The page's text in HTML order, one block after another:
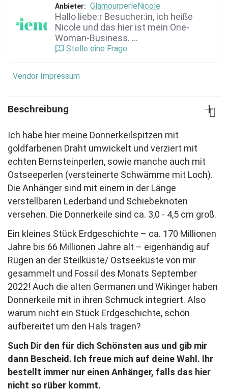
Anbieter: GlamourperleNicole
Hallo liebe:r Besucher:in, ich heiße
Nicole und das hier ist mein One-
Woman-Business. ...
Stelle eine Frage
Vendor Impressum
Beschreibung
Ich habe hier meine Donnerkeilspitzen mit
goldfarbenen Draht umwickelt und verziert mit
echten Bernsteinperlen, sowie manche auch mit
Ostseeperlen (versteinerte Schwämme mit Loch).
Die Anhänger sind mit einem in der Länge
verstellbaren Lederband und Schiebeknoten
versehen. Die Donnerkeile sind ca. 3,0 - 4,5 cm groß.
Ein kleines Stück Erdgeschichte – ca. 170 Millionen
Jahre bis 66 Millionen Jahre alt – eigenhändig auf
Rügen an der Steilküste/ Ostseeküste von mir
gesammelt und Fossil des Monats September
2022! Auch die alten Germanen und Wikinger haben
Donnerkeile mit in ihren Schmuck integriert. Also
warum nicht ein Stück Erdgeschichte, schön
aufbereitet um den Hals tragen?
Such Dir den für dich Schönsten aus und gib mir
dann Bescheid. Ich freue mich auf deine Wahl. Ihr
bestellt immer nur einen Anhänger, falls das hier
nicht so rüber kommt.